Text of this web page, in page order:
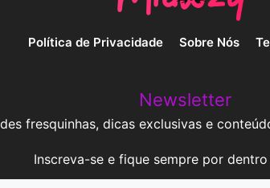
Política de Privacidade Sobre Nós
Newsletter
fresquinhas, dicas exclusivas e
Inscreva-se e fique sempre por